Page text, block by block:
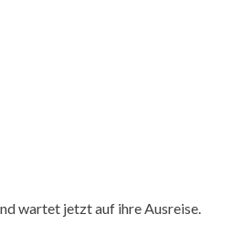
wartet jetzt auf ihre Ausreise.